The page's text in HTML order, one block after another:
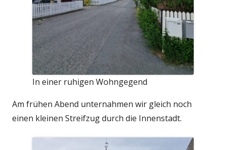
In einer ruhigen Wohngegend
Am frühen Abend unternahmen wir gleich noch
einen kleinen Streifzug durch die Innenstadt.